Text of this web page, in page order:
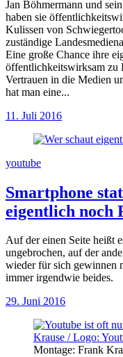
Jan Böhmermann und
haben sie
Kulissen von
zuständige
Eine große Chance ihre
öffentlichkeitswirksam zu
Vertrauen in die Medien
hat man eine...
11. Juli 2016
youtube
Smartphone
eigentlich noch
Auf der einen Seite heißt
ungebrochen, auf der
wieder für sich gewinnen
immer irgendwie beides.
29. Juni 2016
Montage: Frank